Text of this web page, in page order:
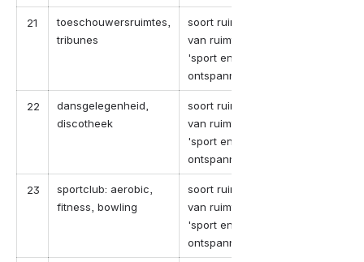
21
toeschouwersruimtes,
tribunes
soort ruimte in geval
van ruimte-categorie
'sport en
ontspanning'
22
dansgelegenheid,
discotheek
soort ruimte in geval
van ruimte-categorie
'sport en
ontspanning'
23
sportclub: aerobic,
fitness, bowling
soort ruimte in geval
van ruimte-categorie
'sport en
ontspanning'